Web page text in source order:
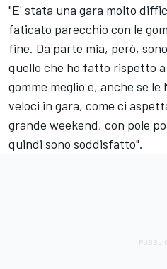
"E' stata una gara molto
faticato parecchio con le
fine. Da parte mia, però,
quello che ho fatto rispetto
gomme meglio e, anche se
veloci in gara, come ci
grande weekend, con pole
quindi sono soddisfatto".